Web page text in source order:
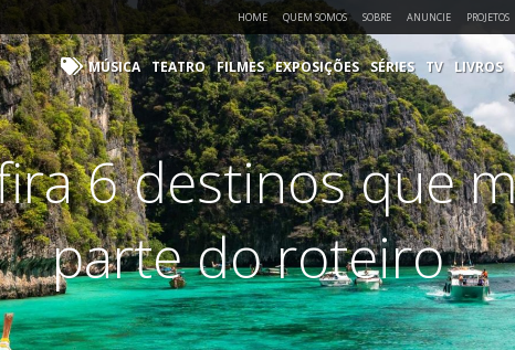
HOME QUEM SOMOS SOBRE ANUNCIE PROJETOS
MÚSICA TEATRO FILMES EXPOSIÇÕES SÉRIES TV LIVROS
6 destinos que
parte do roteiro